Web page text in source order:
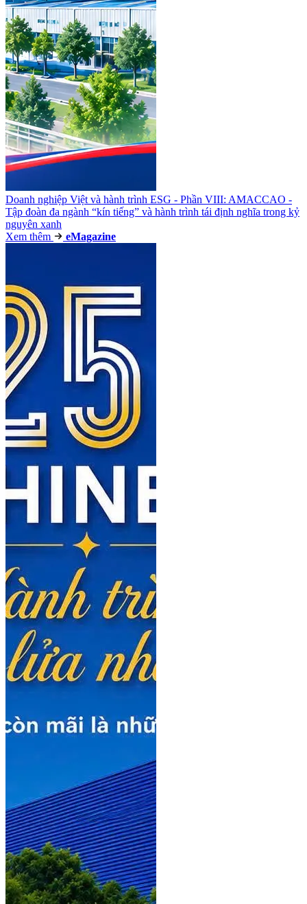
Doanh nghiệp Việt và hành trình ESG - Phần VIII: AMACCAO -
Tập đoàn đa ngành “kín tiếng” và hành trình tái định nghĩa trong kỷ
nguyên xanh
Xem thêm
eMagazine